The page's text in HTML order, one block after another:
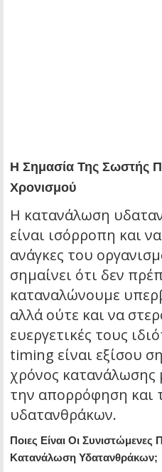
Η Σημασία Της Σωστής
Χρονισμού
Η κατανάλωση
είναι ισόρροπη και
ανάγκες του
σημαίνει ότι δεν
καταναλώνουμε
αλλά ούτε και να
ευεργετικές τους
timing είναι εξίσου
χρόνος κατανάλωσης
την απορρόφηση και
υδατανθράκων.
Ποιες Είναι Οι Συνιστώμενες
Κατανάλωση Υδατανθράκων;